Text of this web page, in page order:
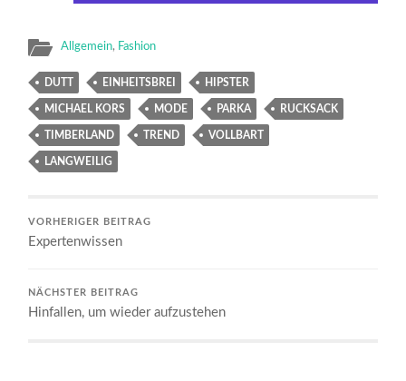
Allgemein, Fashion
DUTT EINHEITSBREI HIPSTER
MICHAEL KORS MODE PARKA RUCKSACK
TIMBERLAND TREND VOLLBART
LANGWEILIG
VORHERIGER BEITRAG
Expertenwissen
NÄCHSTER BEITRAG
Hinfallen, um wieder aufzustehen